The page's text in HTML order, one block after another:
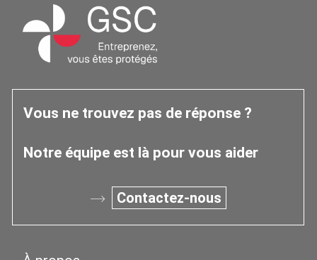
Vous ne trouvez pas de réponse ?
Notre équipe est là pour vous aider
Contactez-nous